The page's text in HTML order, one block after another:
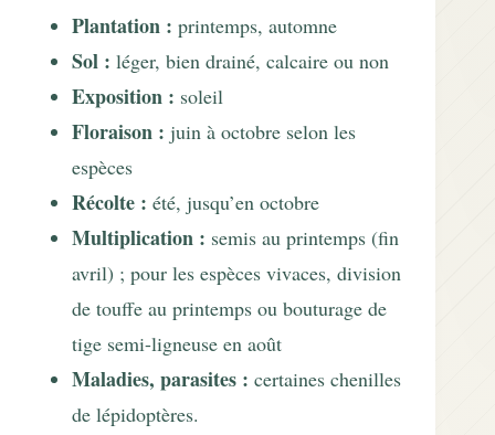
Plantation : printemps, automne
Sol : léger, bien drainé, calcaire ou non
Exposition : soleil
Floraison : juin à octobre selon les
espèces
Récolte : été, jusqu’en octobre
Multiplication : semis au printemps (fin
avril) ; pour les espèces vivaces, division
de touffe au printemps ou bouturage de
tige semi-ligneuse en août
Maladies, parasites : certaines chenilles
de lépidoptères.